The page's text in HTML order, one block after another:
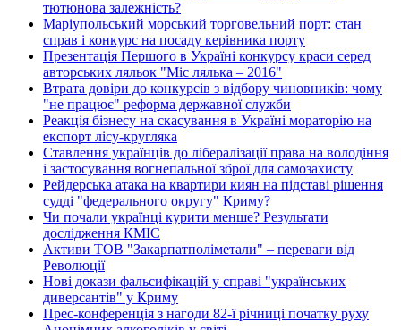
тютюнова залежність?
Маріупольський морський торговельний порт: стан
справ і конкурс на посаду керівника порту
Презентація Першого в Україні конкурсу краси серед
авторських ляльок "Міс лялька – 2016"
Втрата довіри до конкурсів з відбору чиновників: чому
"не працює" реформа державної служби
Реакція бізнесу на скасування в Україні мораторію на
експорт лісу-кругляка
Ставлення українців до лібералізації права на володіння
і застосування вогнепальної зброї для самозахисту
Рейдерська атака на квартири киян на підставі рішення
судді "федерального округу" Криму?
Чи почали українці курити менше? Результати
дослідження КМІС
Активи ТОВ "Закарпатполіметали" – переваги від
Революції
Нові докази фальсифікацій у справі "українських
диверсантів" у Криму
Прес-конференція з нагоди 82-ї річниці початку руху